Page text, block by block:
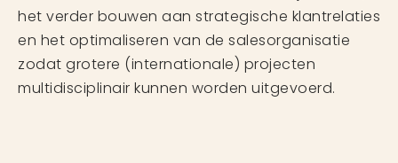
het verder bouwen aan strategische klantrelaties
en het optimaliseren van de salesorganisatie
zodat grotere (internationale) projecten
multidisciplinair kunnen worden uitgevoerd.